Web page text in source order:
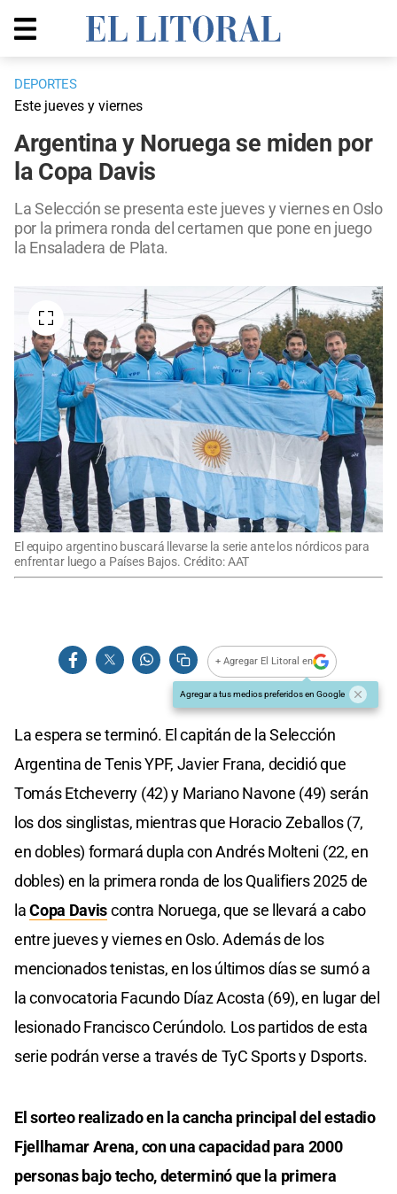
DEPORTES
Este jueves y viernes
Argentina y Noruega se miden por
la Copa Davis
La Selección se presenta este jueves y viernes en Oslo
por la primera ronda del certamen que pone en juego
la Ensaladera de Plata.
El equipo argentino buscará llevarse la serie ante los nórdicos para
enfrentar luego a Países Bajos. Crédito: AAT
+ Agregar El Litoral en
Agregar a tus medios preferidos en Google
La espera se terminó. El capitán de la Selección
Argentina de Tenis YPF, Javier Frana, decidió que
Tomás Etcheverry (42) y Mariano Navone (49) serán
los dos singlistas, mientras que Horacio Zeballos (7,
en dobles) formará dupla con Andrés Molteni (22, en
dobles) en la primera ronda de los Qualifiers 2025 de
laCopa Daviscontra Noruega, que se llevará a cabo
entre jueves y viernes en Oslo. Además de los
mencionados tenistas, en los últimos días se sumó a
la convocatoria Facundo Díaz Acosta (69), en lugar del
lesionado Francisco Cerúndolo. Los partidos de esta
serie podrán verse a través de TyC Sports y Dsports.
El sorteo realizado en la cancha principal del estadio
Fjellhamar Arena, con una capacidad para 2000
personas bajo techo, determinó que la primera